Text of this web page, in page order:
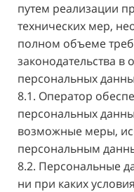
путем реализации
технических мер,
полном объеме
законодательства в
персональных
8.1. Оператор
персональных
возможные меры,
персональным
8.2. Персональные
ни при каких